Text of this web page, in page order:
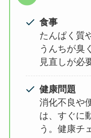
食事
たんぱく質
うんちが臭
見直しが必
健康問題
消化不良や
は、すぐに
う。健康チ